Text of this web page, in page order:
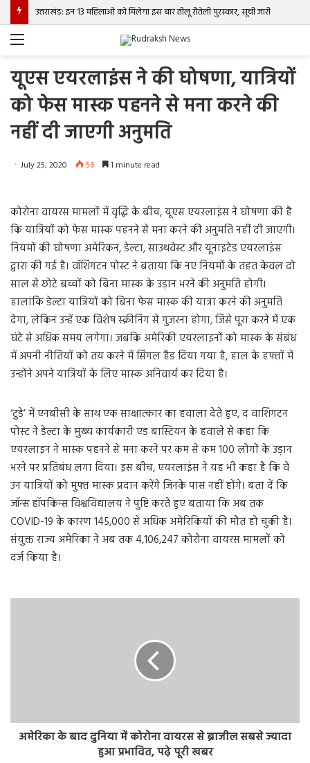
उत्तराखंड: इन 13 महिलाओं को मिलेगा इस बार तीलू रौतेली पुरस्कार, सूची जारी
Menu
यूएस एयरलाइंस ने की घोषणा, यात्रियों
को फेस मास्क पहनने से मना करने की
नहीं दी जाएगी अनुमति
July 25, 2020 56 1 minute read
कोरोना वायरस मामलों में वृद्धि के बीच, यूएस एयरलाइंस ने घोषणा की है
कि यात्रियों को फेस मास्क पहनने से मना करने की अनुमति नहीं दी जाएगी।
नियमों की घोषणा अमेरिकन, डेल्टा, साउथवेस्ट और यूनाइटेड एयरलाइंस
द्वारा की गई है। वॉशिंगटन पोस्ट ने बताया कि नए नियमों के तहत केवल दो
साल से छोटे बच्चों को बिना मास्क के उड़ान भरने की अनुमति होगी।
हालांकि डेल्टा यात्रियों को बिना फेस मास्क की यात्रा करने की अनुमति
देगा, लेकिन उन्हें एक विशेष स्क्रीनिंग से गुजरना होगा, जिसे पूरा करने में एक
घंटे से अधिक समय लगेगा। जबकि अमेरिकी एयरलाइनों को मास्क के संबंध
में अपनी नीतियों को तय करने में सिंगल हैंड दिया गया है, हाल के हफ्तों में
उन्होंने अपने यात्रियों के लिए मास्क अनिवार्य कर दिया है।
‘टुडे’ में एनबीसी के साथ एक साक्षात्कार का हवाला देते हुए, द वाशिंगटन
पोस्ट ने डेल्टा के मुख्य कार्यकारी एड बास्टियन के हवाले से कहा कि
एयरलाइन ने मास्क पहनने से मना करने पर कम से कम 100 लोगों के उड़ान
भरने पर प्रतिबंध लगा दिया। इस बीच, एयरलाइंस ने यह भी कहा है कि वे
उन यात्रियों को मुफ्त मास्क प्रदान करेंगे जिनके पास नहीं होंगे। बता दें कि
जॉन्स हॉपकिन्स विश्वविद्यालय ने पुष्टि करते हुए बताया कि अब तक
COVID-19 के कारण 145,000 से अधिक अमेरिकियों की मौत हो चुकी है।
संयुक्त राज्य अमेरिका ने अब तक 4,106,247 कोरोना वायरस मामलों को
दर्ज किया है।
अमेरिका के बाद दुनिया में कोरोना वायरस से ब्राजील सबसे ज्यादा
हुआ प्रभावित, पढ़े पूरी खबर